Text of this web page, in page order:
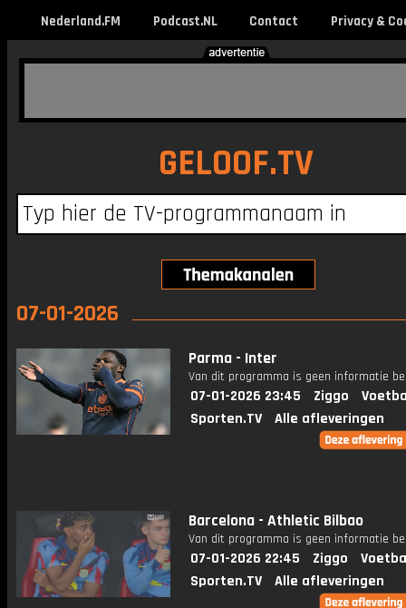
Nederland.FM Podcast.NL Contact Privacy &
GELOOF.TV
07-01-2026
Parma - Inter
Van dit programma is geen informatie
07-01-2026 23:45 Ziggo
Sporten.TV
Alle afleveringen
Barcelona - Athletic Bilbao
Van dit programma is geen informatie
07-01-2026 22:45 Ziggo
Sporten.TV
Alle afleveringen